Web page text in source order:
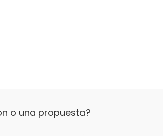
Todos los alquileres fuera de dichos
o una propuesta?